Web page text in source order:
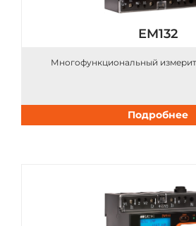
EM132
Многофункциональный
Подробнее